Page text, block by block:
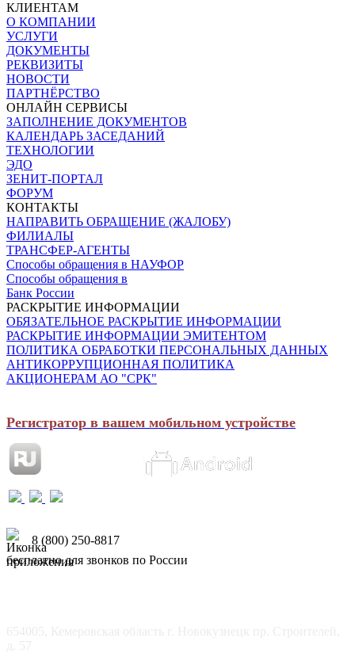
КЛИЕНТАМ
О КОМПАНИИ
УСЛУГИ
ДОКУМЕНТЫ
РЕКВИЗИТЫ
НОВОСТИ
ПАРТНЁРСТВО
ОНЛАЙН СЕРВИСЫ
ЗАПОЛНЕНИЕ ДОКУМЕНТОВ
КАЛЕНДАРЬ ЗАСЕДАНИЙ
ТЕХНОЛОГИИ
ЭДО
ЗЕНИТ-ПОРТАЛ
ФОРУМ
КОНТАКТЫ
НАПРАВИТЬ ОБРАЩЕНИЕ (ЖАЛОБУ)
ФИЛИАЛЫ
ТРАНСФЕР-АГЕНТЫ
Способы обращения в НАУФОР
Способы обращения в
Банк России
РАСКРЫТИЕ ИНФОРМАЦИИ
ОБЯЗАТЕЛЬНОЕ РАСКРЫТИЕ ИНФОРМАЦИИ
РАСКРЫТИЕ ИНФОРМАЦИИ ЭМИТЕНТОМ
ПОЛИТИКА ОБРАБОТКИ ПЕРСОНАЛЬНЫХ ДАННЫХ
АНТИКОРРУПЦИОННАЯ ПОЛИТИКА
АКЦИОНЕРАМ АО "СРК"
Регистратор в вашем мобильном устройстве
8 (800) 250-8817
бесплатно для звонков по России